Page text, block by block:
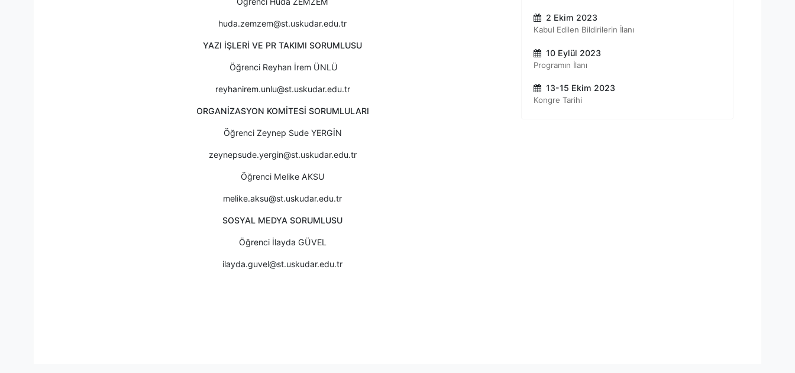
huda.zemzem@st.uskudar.edu.tr
YAZI İŞLERİ VE PR TAKIMI SORUMLUSU
Öğrenci Reyhan İrem ÜNLÜ
reyhanirem.unlu@st.uskudar.edu.tr
ORGANİZASYON KOMİTESİ SORUMLULARI
Öğrenci Zeynep Sude YERGİN
zeynepsude.yergin@st.uskudar.edu.tr
Öğrenci Melike AKSU
melike.aksu@st.uskudar.edu.tr
SOSYAL MEDYA SORUMLUSU
Öğrenci İlayda GÜVEL
ilayda.guvel@st.uskudar.edu.tr
2 Ekim 2023
Kabul Edilen Bildirilerin İlanı
10 Eylül 2023
Programın İlanı
13-15 Ekim 2023
Kongre Tarihi